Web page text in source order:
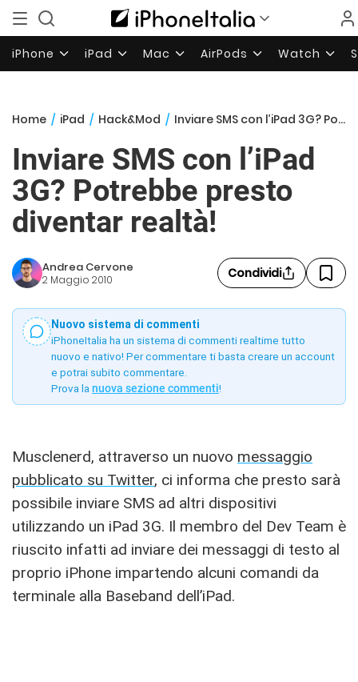
iPhone iPad Mac AirPods Watch
Home / iPad / Hack&Mod / Inviare SMS con l’iPad 3G? Potrebbe presto diventar realtà!
Inviare SMS con l’iPad
3G? Potrebbe presto
diventar realtà!
Andrea Cervone
2 Maggio 2010 Condividi
Nuovo sistema di commenti
iPhoneItalia ha un sistema di commenti realtime tutto
nuovo e nativo! Per commentare ti basta creare un account
e potrai subito commentare.
Prova la nuova sezione commenti!
Musclenerd, attraverso un nuovo messaggio
pubblicato su Twitter, ci informa che presto sarà
possibile inviare SMS ad altri dispositivi
utilizzando un iPad 3G. Il membro del Dev Team è
riuscito infatti ad inviare dei messaggi di testo al
proprio iPhone impartendo alcuni comandi da
terminale alla Baseband dell’iPad.